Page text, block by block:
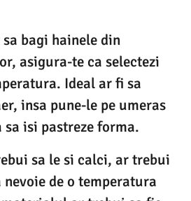
bagi hainele din
asigura-te ca selectezi
Ideal ar fi sa
insa pune-le pe umeras
sa isi pastreze forma.
sa le si calci, ar trebui
de o temperatura